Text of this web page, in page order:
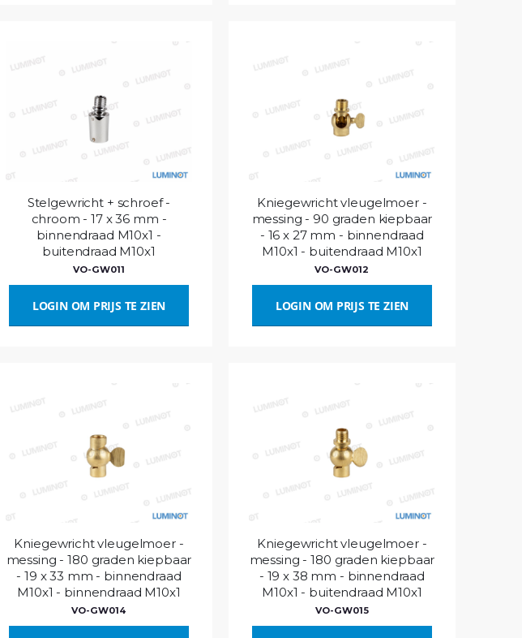
Stelgewricht + schroef -
chroom - 17 x 36 mm -
binnendraad M10x1 -
buitendraad M10x1
VO-GW011
LOGIN OM PRIJS TE ZIEN
Kniegewricht vleugelmoer -
messing - 90 graden kiepbaar
- 16 x 27 mm - binnendraad
M10x1 - buitendraad M10x1
VO-GW012
LOGIN OM PRIJS TE ZIEN
Kniegewricht vleugelmoer -
messing - 180 graden kiepbaar
- 19 x 33 mm - binnendraad
M10x1 - binnendraad M10x1
VO-GW014
Kniegewricht vleugelmoer -
messing - 180 graden kiepbaar
- 19 x 38 mm - binnendraad
M10x1 - buitendraad M10x1
VO-GW015